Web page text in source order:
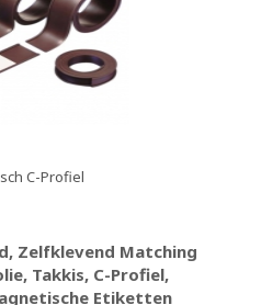
C-Profiel
Zelfklevend Matching
Takkis, C-Profiel,
Etiketten